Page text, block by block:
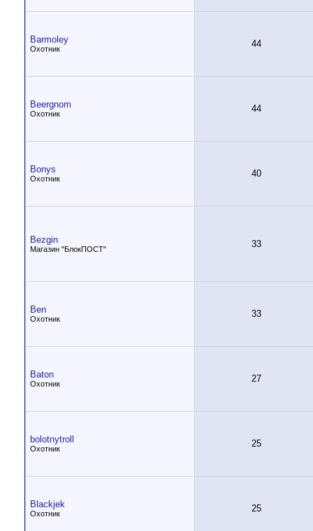
Barmoley
Охотник 44
Beergnom
Охотник 44
Bonys
Охотник 40
Bezgin
Магазин "БлокПОСТ" 33
Ben
Охотник 33
Baton
Охотник 27
bolotnytroll
Охотник 25
Blackjek
Охотник 25